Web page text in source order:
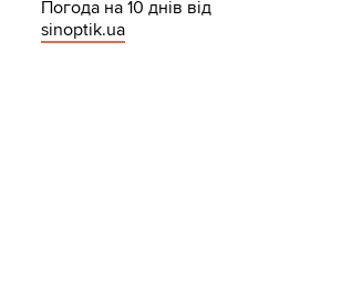
Погода на 10 днів від
sinoptik.ua